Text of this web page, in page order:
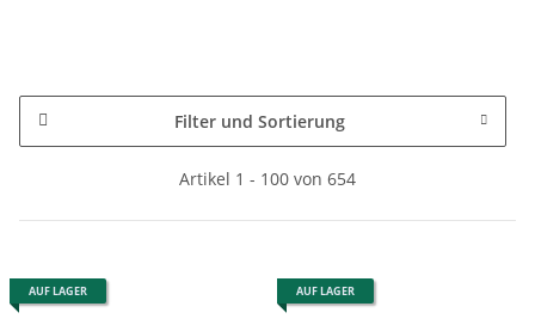
Filter und Sortierung
Artikel 1 - 100 von 654
AUF LAGER AUF LAGER